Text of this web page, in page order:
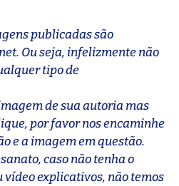
publicadas são
Ou seja, infelizmente não
tipo de
de sua autoria mas
por favor nos encaminhe
e a imagem em questão.
caso não tenha o
explicativos, não temos